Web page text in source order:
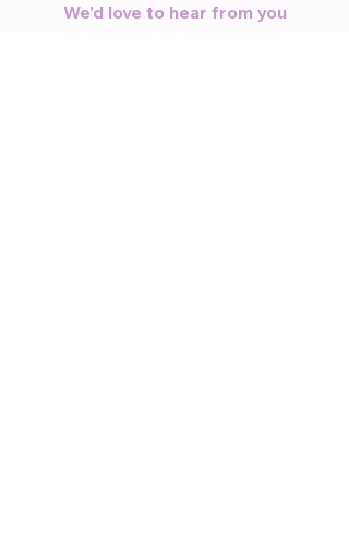
We'd love to hear from you